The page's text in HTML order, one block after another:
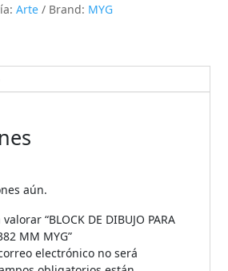
Arte Brand: MYG
aún.
“BLOCK DE DIBUJO PARA
MM MYG”
electrónico no será